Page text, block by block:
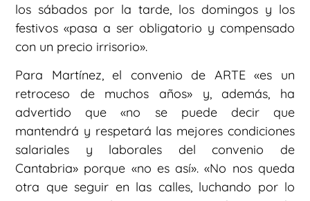
los sábados por la tarde, los domingos y los
festivos «pasa a ser obligatorio y compensado
con un precio irrisorio».
Para Martínez, el convenio de ARTE «es un
retroceso de muchos años» y, además, ha
advertido que «no se puede decir que
mantendrá y respetará las mejores condiciones
salariales y laborales del convenio de
Cantabria» porque «no es así». «No nos queda
otra que seguir en las calles, luchando por lo